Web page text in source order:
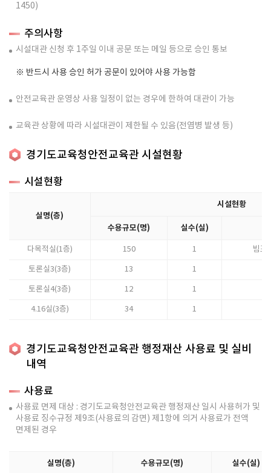
1450)
주의사항
시설대관 신청 후 1주일 이내 공문 또는 메일 등으로 승인 통보
※ 반드시 사용 승인 허가 공문이 있어야 사용 가능함
안전교육관 운영상 사용 일정이 없는 경우에 한하여 대관이 가능
교육관 상황에 따라 시설대관이 제한될 수 있음(전염병 발생 등)
경기도교육청안전교육관 시설현황
시설현황
실명(층)
시설현황
수용규모(명) 실수(실)
다목적실(1층) 150 1 빔프
토론실3(3층) 13 1
토론실4(3층) 12 1
4.16실(3층) 34 1
경기도교육청안전교육관 행정재산 사용료 및 실비
내역
사용료
사용료 면제 대상 : 경기도교육청안전교육관 행정재산 일시 사용허가 및
사용료 징수규정 제9조(사용료의 감면) 제1항에 의거 사용료가 전액
면제된 경우
실명(층) 수용규모(명) 실수(실)